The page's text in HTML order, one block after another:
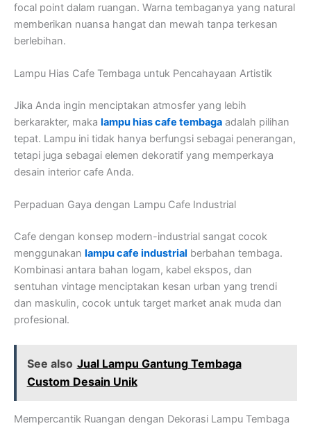
focal point dalam ruangan. Warna tembaganya yang natural
memberikan nuansa hangat dan mewah tanpa terkesan
berlebihan.
Lampu Hias Cafe Tembaga untuk Pencahayaan Artistik
Jika Anda ingin menciptakan atmosfer yang lebih
berkarakter, maka lampu hias cafe tembaga adalah pilihan
tepat. Lampu ini tidak hanya berfungsi sebagai penerangan,
tetapi juga sebagai elemen dekoratif yang memperkaya
desain interior cafe Anda.
Perpaduan Gaya dengan Lampu Cafe Industrial
Cafe dengan konsep modern-industrial sangat cocok
menggunakan lampu cafe industrial berbahan tembaga.
Kombinasi antara bahan logam, kabel ekspos, dan
sentuhan vintage menciptakan kesan urban yang trendi
dan maskulin, cocok untuk target market anak muda dan
profesional.
See also Jual Lampu Gantung Tembaga
Custom Desain Unik
Mempercantik Ruangan dengan Dekorasi Lampu Tembaga